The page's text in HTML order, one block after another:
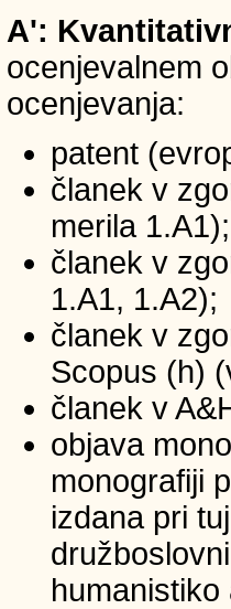
A':
ocenjevalnem
ocenjevanja:
patent
članek v
merila 1.A1);
članek v
1.A1, 1.A2);
članek v
Scopus (h)
članek v
objava
monografiji
izdana pri